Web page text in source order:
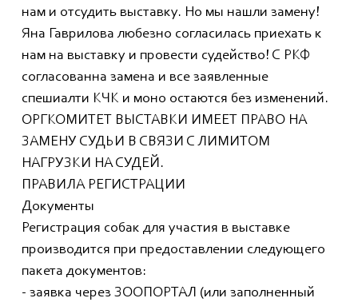
нам и отсудить выставку. Но мы нашли замену!
Яна Гаврилова любезно согласилась приехать к
нам на выставку и провести судейство! С РКФ
согласованна замена и все заявленные
спешиалти КЧК и моно остаются без изменений.
ОРГКОМИТЕТ ВЫСТАВКИ ИМЕЕТ ПРАВО НА
ЗАМЕНУ СУДЬИ В СВЯЗИ С ЛИМИТОМ
НАГРУЗКИ НА СУДЕЙ.
ПРАВИЛА РЕГИСТРАЦИИ
Документы
Регистрация собак для участия в выставке
производится при предоставлении следующего
пакета документов:
- заявка через ЗООПОРТАЛ (или заполненный